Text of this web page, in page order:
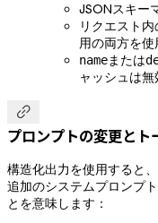
JSONスキー
リクエスト
用の両方を使
nameまたは
ャッシュは

プロンプトの変更とト
構造化出力を使用すると
追加のシステムプロンプ
とを意味します：